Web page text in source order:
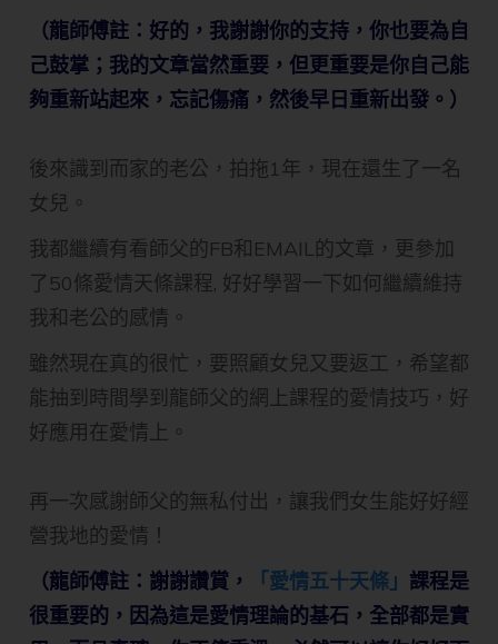
（龍師傅註：好的，我謝謝你的支持，你也要為自
己鼓掌；我的文章當然重要，但更重要是你自己能
夠重新站起來，忘記傷痛，然後早日重新出發。）
後來識到而家的老公，拍拖1年，現在還生了一名
女兒。
我都繼續有看師父的FB和EMAIL的文章，更參加
了50條愛情天條課程, 好好學習一下如何繼續維持
我和老公的感情。
雖然現在真的很忙，要照顧女兒又要返工，希望都
能抽到時間學到龍師父的網上課程的愛情技巧，好
好應用在愛情上。
再一次感謝師父的無私付出，讓我們女生能好好經
營我地的愛情！
（龍師傅註：謝謝讚賞，
「愛情五十天條」 課程是
很重要的，因為這是愛情理論的基石，全部都是實